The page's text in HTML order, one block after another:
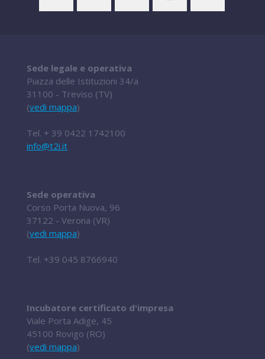
Sede legale e operativa
Piazza delle Istituzioni 34/a
31100 - Treviso (TV)
(vedi mappa)
Tel. + 39 0422 1742100
info@t2i.it
Sede operativa
Corso Porta Nuova, 96
37122 - Verona (VR)
(vedi mappa)
Tel. +39 045 8766940
Incubatore certificato d'impresa
Viale Porta Adige, 45
45100 Rovigo (RO)
(vedi mappa)